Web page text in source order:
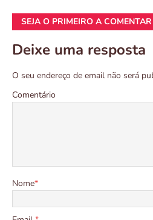
SEJA O PRIMEIRO A COMENTAR
Deixe uma resposta
O seu endereço de email não será
Comentário
Nome*